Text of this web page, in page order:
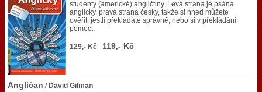
studenty (americké) angličtiny. Levá strana je psána
anglicky, pravá strana česky, takže si hned můžete
ověřit, jestli překládáte správně, nebo si v překládání
pomoct.
129,- Kč 119,- Kč
Angličan / David Gilman